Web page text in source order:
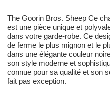
The Goorin Bros. Sheep Ce
est une pièce unique et
dans votre garde-robe. Ce
de ferme le plus mignon et le
dans une élégante couleur
son style moderne et
connue pour sa qualité et son
fait pas exception.